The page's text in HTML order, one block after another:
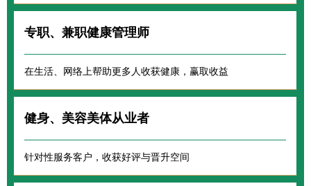
专职、兼职健康管理师
在生活、网络上帮助更多人收获健康，赢取收益
健身、美容美体从业者
针对性服务客户，收获好评与晋升空间